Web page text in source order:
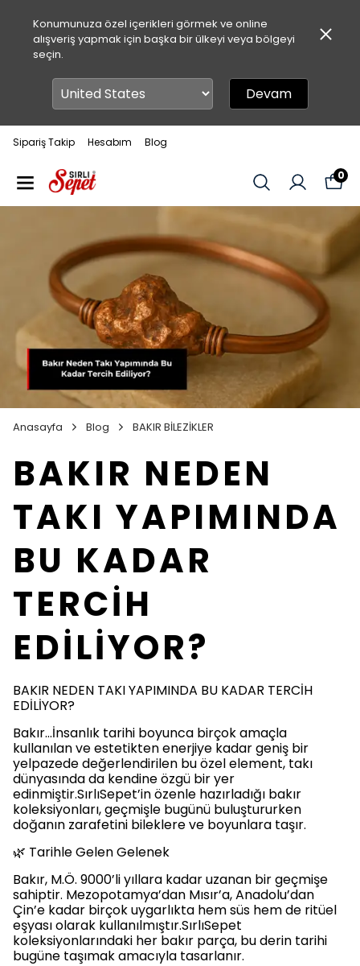
Konumunuza özel içerikleri görmek ve online
alışveriş yapmak için başka bir ülkeyi veya bölgeyi
seçin.
Devam
Sipariş Takip Hesabım Blog
0
Anasayfa Blog BAKIR BİLEZİKLER
BAKIR NEDEN
TAKI YAPIMINDA
BU KADAR
TERCİH
EDİLİYOR?
BAKIR NEDEN TAKI YAPIMINDA BU KADAR TERCİH
EDİLİYOR?
Bakır…İnsanlık tarihi boyunca birçok amaçla
kullanılan ve estetikten enerjiye kadar geniş bir
yelpazede değerlendirilen bu özel element, takı
dünyasında da kendine özgü bir yer
edinmiştir.SırlıSepet’in özenle hazırladığı bakır
koleksiyonları, geçmişle bugünü buluştururken
doğanın zarafetini bileklere ve boyunlara taşır.
🌿 Tarihle Gelen Gelenek
Bakır, M.Ö. 9000’li yıllara kadar uzanan bir geçmişe
sahiptir. Mezopotamya’dan Mısır’a, Anadolu’dan
Çin’e kadar birçok uygarlıkta hem süs hem de ritüel
eşyası olarak kullanılmıştır.SırlıSepet
koleksiyonlarındaki her bakır parça, bu derin tarihi
bugüne taşımak amacıyla tasarlanır.